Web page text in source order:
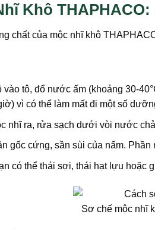
Khô
chất của mộc nhĩ khô
vào tô, đổ nước ấm (khoảng 30-
vì có thể làm mất đi một số
nhĩ ra, rửa sạch dưới vòi nước
gốc cứng, sần sùi của nấm.
có thể thái sợi, thái hạt lựu hoặc
Sơ chế mộc nhĩ